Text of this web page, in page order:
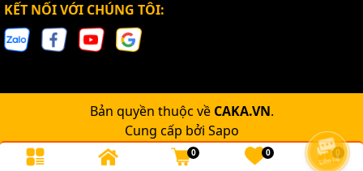
KẾT NỐI VỚI CHÚNG TÔI:
Bản quyền thuộc về CAKA.VN.
Cung cấp bởi Sapo
0 0 0